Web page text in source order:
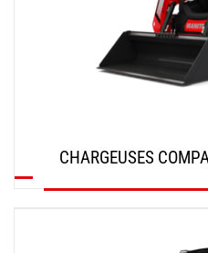
CHARGEUSES